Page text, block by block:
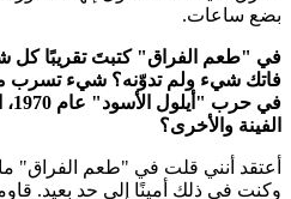
بضع ساعات.
في "طعم الفراق" كتبتَ تقريبًا كل
فاتك شيء ولم تدوّنه؟ شيء تسرب
في
الفينة والأخرى؟
أعتقد أنني قلت في "طعم الفراق"
وكنت في ذلك أمينًا إلى حد بعيد.